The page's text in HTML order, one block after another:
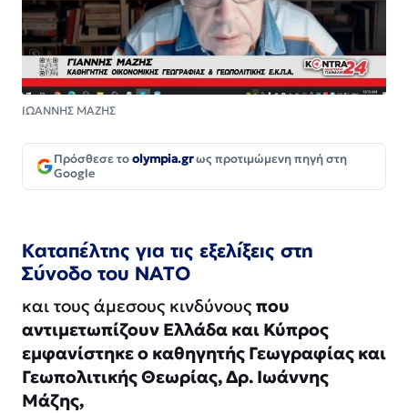
ΙΩΑΝΝΗΣ ΜΑΖΗΣ
Πρόσθεσε τοolympia.grως προτιμώμενη πηγή στη
Google
Καταπέλτης για τις εξελίξεις στη
Σύνοδο του ΝΑΤΟ
και τους άμεσους κινδύνους που
αντιμετωπίζουν Ελλάδα και Κύπρος
εμφανίστηκε ο καθηγητής Γεωγραφίας και
Γεωπολιτικής Θεωρίας, Δρ. Ιωάννης
Μάζης,